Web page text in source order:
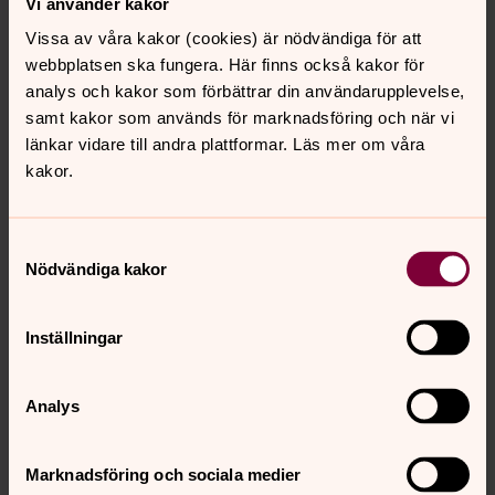
Vissa av våra kakor (cookies) är nödvändiga för att
webbplatsen ska fungera. Här finns också kakor för
analys och kakor som förbättrar din användarupplevelse,
samt kakor som används för marknadsföring och när vi
länkar vidare till andra plattformar. Läs mer om våra
kakor.
Nödvändiga kakor
Inställningar
Analys
Marknadsföring och sociala medier
12.00–12.30· onsdag 12 augusti
Ärtemarks församling
torsdag 13 augusti 2026
Ekumenisk bönegrupp
Gustavsfors kapell
Musik i sommarkväll